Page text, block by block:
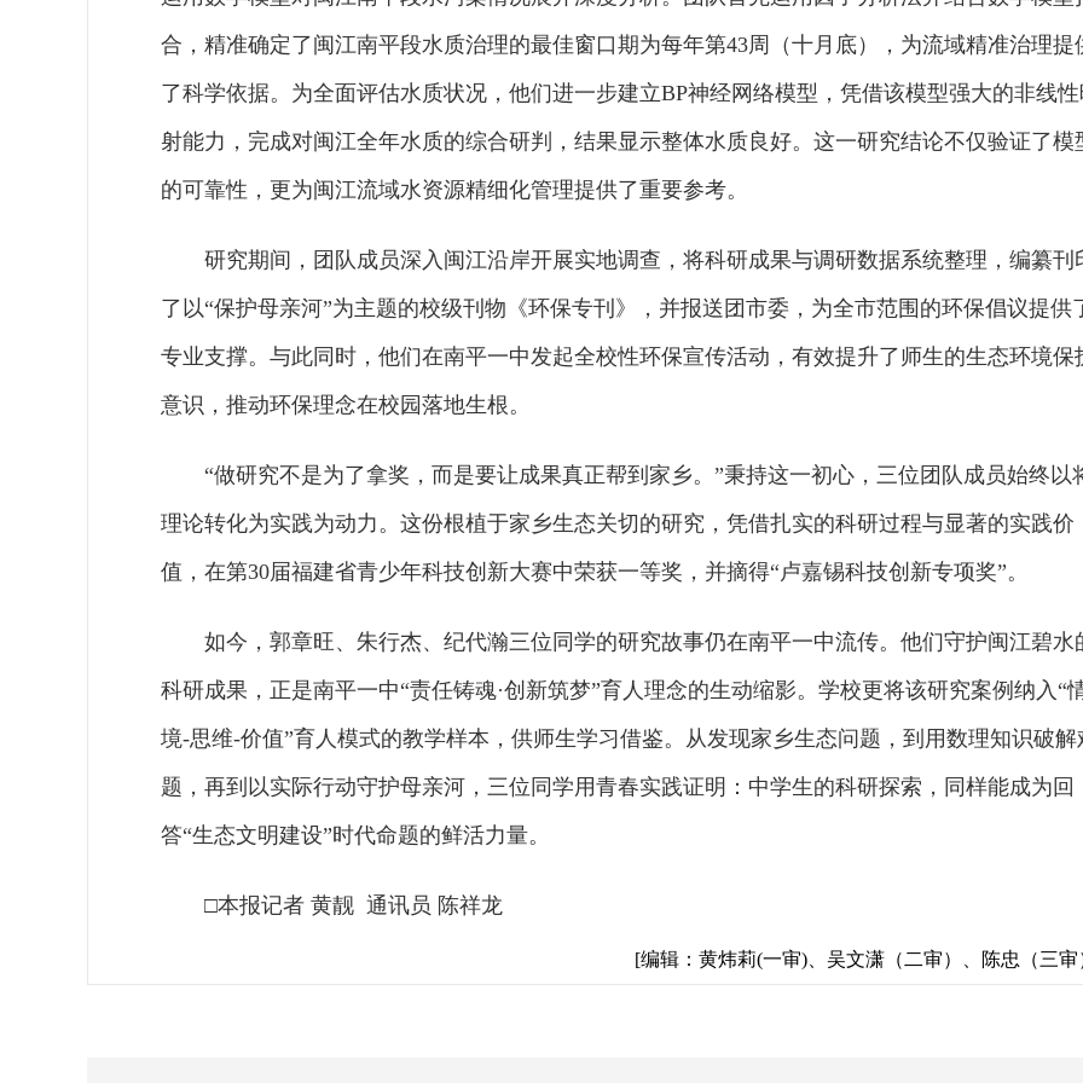
合，精准确定了闽江南平段水质治理的最佳窗口期为每年第43周（十月底），为流域精准治理提
了科学依据。为全面评估水质状况，他们进一步建立BP神经网络模型，凭借该模型强大的非线性
射能力，完成对闽江全年水质的综合研判，结果显示整体水质良好。这一研究结论不仅验证了模
的可靠性，更为闽江流域水资源精细化管理提供了重要参考。
研究期间，团队成员深入闽江沿岸开展实地调查，将科研成果与调研数据系统整理，编纂刊
了以“保护母亲河”为主题的校级刊物《环保专刊》，并报送团市委，为全市范围的环保倡议提供
专业支撑。与此同时，他们在南平一中发起全校性环保宣传活动，有效提升了师生的生态环境保
意识，推动环保理念在校园落地生根。
“做研究不是为了拿奖，而是要让成果真正帮到家乡。”秉持这一初心，三位团队成员始终以
理论转化为实践为动力。这份根植于家乡生态关切的研究，凭借扎实的科研过程与显著的实践价
值，在第30届福建省青少年科技创新大赛中荣获一等奖，并摘得“卢嘉锡科技创新专项奖”。
如今，郭章旺、朱行杰、纪代瀚三位同学的研究故事仍在南平一中流传。他们守护闽江碧水
科研成果，正是南平一中“责任铸魂·创新筑梦”育人理念的生动缩影。学校更将该研究案例纳入“
境-思维-价值”育人模式的教学样本，供师生学习借鉴。从发现家乡生态问题，到用数理知识破解
题，再到以实际行动守护母亲河，三位同学用青春实践证明：中学生的科研探索，同样能成为回
答“生态文明建设”时代命题的鲜活力量。
□本报记者 黄靓 通讯员 陈祥龙
[编辑：黄炜莉(一审)、吴文潇（二审）、陈忠（三审